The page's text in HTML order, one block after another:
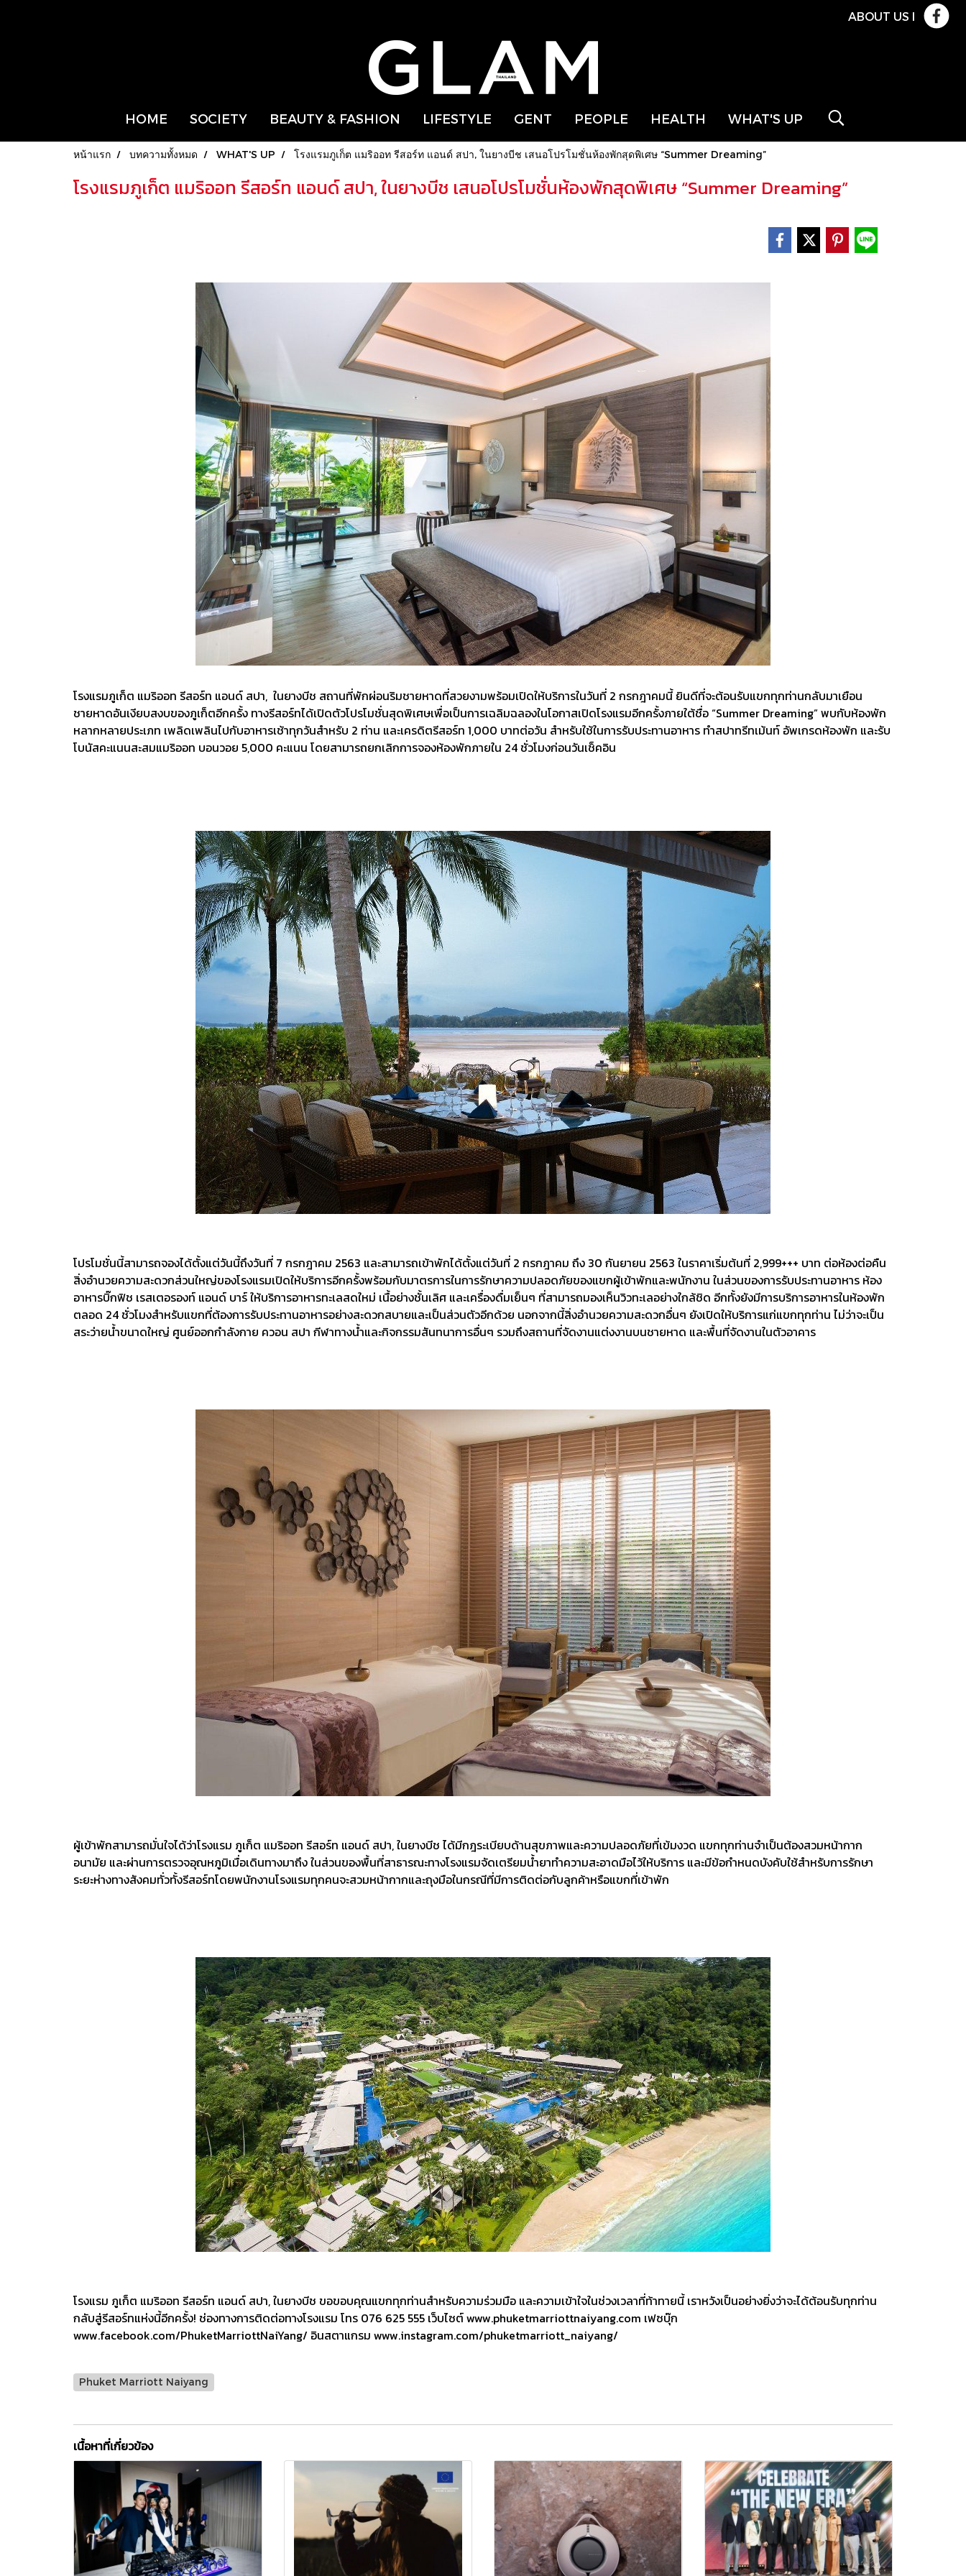
ABOUT US l
HOME SOCIETY BEAUTY & FASHION LIFESTYLE GENT PEOPLE HEALTH WHAT'S UP
หน้าแรก บทความทั้งหมด WHAT'S UP โรงแรมภูเก็ต แมริออท รีสอร์ท แอนด์ สปา, ในยางบีช เสนอโปรโมชั่นห้องพักสุดพิเศษ “Summer Dreaming”
โรงแรมภูเก็ต แมริออท รีสอร์ท แอนด์ สปา, ในยางบีช เสนอโปรโมชั่นห้องพักสุดพิเศษ “Summer Dreaming”
โรงแรมภูเก็ต แมริออท รีสอร์ท แอนด์ สปา, ในยางบีช สถานที่พักผ่อนริมชายหาดที่สวยงามพร้อมเปิดให้บริการในวันที่ 2 กรกฎาคมนี้ ยินดีที่จะต้อนรับแขกทุกท่านกลับมาเยือน
ชายหาดอันเงียบสงบของภูเก็ตอีกครั้ง ทางรีสอร์ทได้เปิดตัวโปรโมชั่นสุดพิเศษเพื่อเป็นการเฉลิมฉลองในโอกาสเปิดโรงแรมอีกครั้งภายใต้ชื่อ “Summer Dreaming” พบกับห้องพัก
หลากหลายประเภท เพลิดเพลินไปกับอาหารเช้าทุกวันสำหรับ 2 ท่าน และเครดิตรีสอร์ท 1,000 บาทต่อวัน สำหรับใช้ในการรับประทานอาหาร ทำสปาทรีทเม้นท์ อัพเกรดห้องพัก และรับ
โบนัสคะแนนสะสมแมริออท บอนวอย 5,000 คะแนน โดยสามารถยกเลิกการจองห้องพักภายใน 24 ชั่วโมงก่อนวันเช็คอิน
โปรโมชั่นนี้สามารถจองได้ตั้งแต่วันนี้ถึงวันที่ 7 กรกฎาคม 2563 และสามารถเข้าพักได้ตั้งแต่วันที่ 2 กรกฎาคม ถึง 30 กันยายน 2563 ในราคาเริ่มต้นที่ 2,999+++ บาท ต่อห้องต่อคืน
สิ่งอำนวยความสะดวกส่วนใหญ่ของโรงแรมเปิดให้บริการอีกครั้งพร้อมกับมาตรการในการรักษาความปลอดภัยของแขกผู้เข้าพักและพนักงาน ในส่วนของการรับประทานอาหาร ห้อง
อาหารบิ๊กฟิช เรสเตอรองท์ แอนด์ บาร์ ให้บริการอาหารทะเลสดใหม่ เนื้อย่างชั้นเลิศ และเครื่องดื่มเย็นๆ ที่สามารถมองเห็นวิวทะเลอย่างใกล้ชิด อีกทั้งยังมีการบริการอาหารในห้องพัก
ตลอด 24 ชั่วโมงสำหรับแขกที่ต้องการรับประทานอาหารอย่างสะดวกสบายและเป็นส่วนตัวอีกด้วย นอกจากนี้สิ่งอำนวยความสะดวกอื่นๆ ยังเปิดให้บริการแก่แขกทุกท่าน ไม่ว่าจะเป็น
สระว่ายน้ำขนาดใหญ่ ศูนย์ออกกำลังกาย ควอน สปา กีฬาทางน้ำและกิจกรรมสันทนาการอื่นๆ รวมถึงสถานที่จัดงานแต่งงานบนชายหาด และพื้นที่จัดงานในตัวอาคาร
ผู้เข้าพักสามารถมั่นใจได้ว่าโรงแรม ภูเก็ต แมริออท รีสอร์ท แอนด์ สปา, ในยางบีช ได้มีกฎระเบียบด้านสุขภาพและความปลอดภัยที่เข้มงวด แขกทุกท่านจำเป็นต้องสวมหน้ากาก
อนามัย และผ่านการตรวจอุณหภูมิเมื่อเดินทางมาถึง ในส่วนของพื้นที่สาธารณะทางโรงแรมจัดเตรียมน้ำยาทำความสะอาดมือไว้ให้บริการ และมีข้อกำหนดบังคับใช้สำหรับการรักษา
ระยะห่างทางสังคมทั่วทั้งรีสอร์ทโดยพนักงานโรงแรมทุกคนจะสวมหน้ากากและถุงมือในกรณีที่มีการติดต่อกับลูกค้าหรือแขกที่เข้าพัก
โรงแรม ภูเก็ต แมริออท รีสอร์ท แอนด์ สปา, ในยางบีช ขอขอบคุณแขกทุกท่านสำหรับความร่วมมือ และความเข้าใจในช่วงเวลาที่ท้าทายนี้ เราหวังเป็นอย่างยิ่งว่าจะได้ต้อนรับทุกท่าน
กลับสู่รีสอร์ทแห่งนี้อีกครั้ง! ช่องทางการติดต่อทางโรงแรม โทร 076 625 555 เว็บไซต์ www.phuketmarriottnaiyang.com เฟซบุ๊ก
www.facebook.com/PhuketMarriottNaiYang/ อินสตาแกรม www.instagram.com/phuketmarriott_naiyang/
Phuket Marriott Naiyang
เนื้อหาที่เกี่ยวข้อง